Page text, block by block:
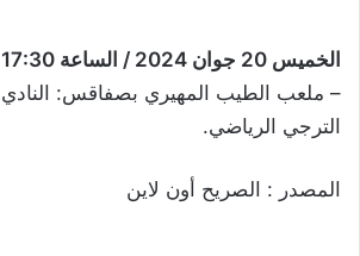
الخميس 20 جوان 2024 / الساعة 17:30
– ملعب الطيب المهيري بصفاقس:
الترجي الرياضي.
المصدر : الصريح أون لاين